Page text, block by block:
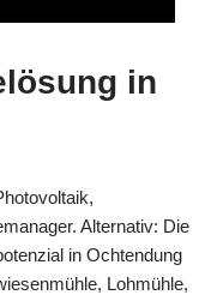
in
Alternativ: Die
in Ochtendung
Lohmühle,